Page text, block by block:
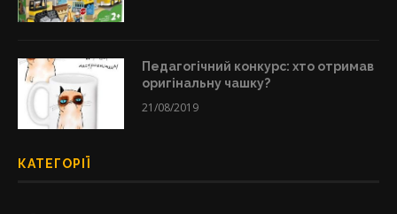
Педагогічний конкурс: хто отримав
оригінальну чашку?
21/08/2019
КАТЕГОРІЇ